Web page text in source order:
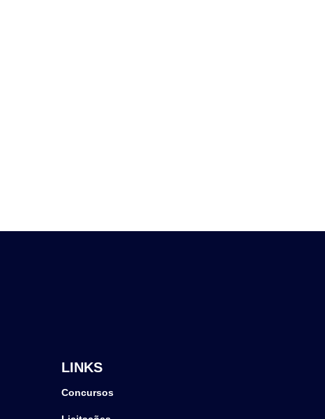
LINKS
Concursos